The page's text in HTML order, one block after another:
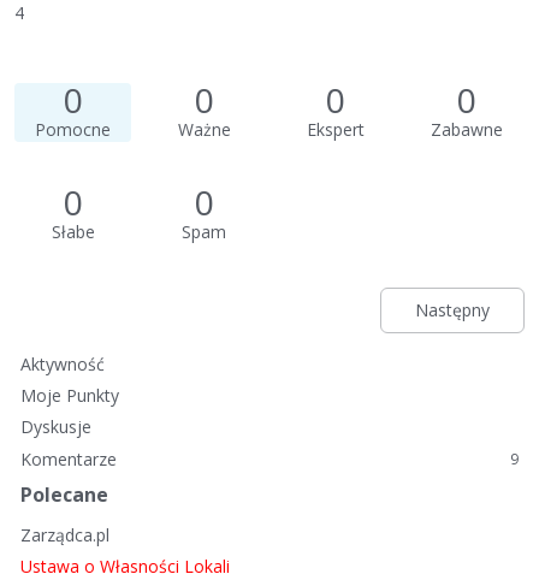
4
0
Pomocne
0
Ważne
0
Ekspert
0
Zabawne
0
Słabe
0
Spam
Następny
Aktywność
Moje Punkty
Dyskusje
Komentarze
9
Polecane
Zarządca.pl
Ustawa o Własności Lokali